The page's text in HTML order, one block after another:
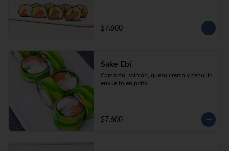
$7.600
Sake Ebi
Camarón, salmón, queso crema y cebollín
envuelto en palta.
$7.600